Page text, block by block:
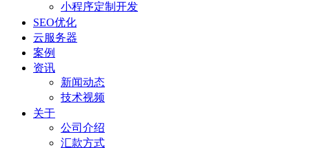
小程序定制开发
SEO优化
云服务器
案例
资讯
新闻动态
技术视频
关于
公司介绍
汇款方式